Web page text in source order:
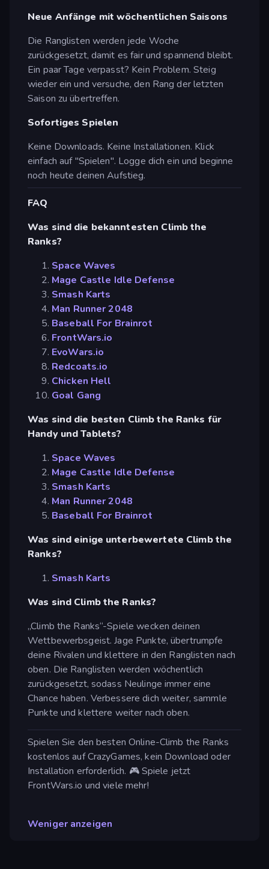
Neue Anfänge mit wöchentlichen Saisons
Die Ranglisten werden jede Woche
zurückgesetzt, damit es fair und spannend bleibt.
Ein paar Tage verpasst? Kein Problem. Steig
wieder ein und versuche, den Rang der letzten
Saison zu übertreffen.
Sofortiges Spielen
Keine Downloads. Keine Installationen. Klick
einfach auf "Spielen". Logge dich ein und beginne
noch heute deinen Aufstieg.
FAQ
Was sind die bekanntesten Climb the
Ranks?
Space Waves
Mage Castle Idle Defense
Smash Karts
Man Runner 2048
Baseball For Brainrot
FrontWars.io
EvoWars.io
Redcoats.io
Chicken Hell
Goal Gang
Was sind die besten Climb the Ranks für
Handy und Tablets?
Space Waves
Mage Castle Idle Defense
Smash Karts
Man Runner 2048
Baseball For Brainrot
Was sind einige unterbewertete Climb the
Ranks?
Smash Karts
Was sind Climb the Ranks?
„Climb the Ranks“-Spiele wecken deinen
Wettbewerbsgeist. Jage Punkte, übertrumpfe
deine Rivalen und klettere in den Ranglisten nach
oben. Die Ranglisten werden wöchentlich
zurückgesetzt, sodass Neulinge immer eine
Chance haben. Verbessere dich weiter, sammle
Punkte und klettere weiter nach oben.
Spielen Sie den besten Online-Climb the Ranks
kostenlos auf CrazyGames, kein Download oder
Installation erforderlich. 🎮 Spiele jetzt
FrontWars.io und viele mehr!
Weniger anzeigen